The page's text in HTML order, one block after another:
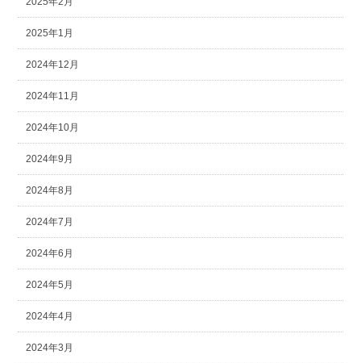
2025年1月
2024年12月
2024年11月
2024年10月
2024年9月
2024年8月
2024年7月
2024年6月
2024年5月
2024年4月
2024年3月